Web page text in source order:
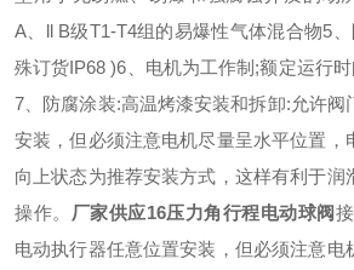
A、ll B级T1-T4组的易爆性气体混合物5
殊订货IP68 )6、电机为工作制;额定运行时
7、防腐涂装:高温烤漆安装和拆卸:允许阀
安装，但必须注意电机尽量呈水平位置，
向上状态为推荐安装方式，这样有利于润
操作。 厂家供应16压力角行程电动球阀
电动执行器任意位置安装，但必须注意电